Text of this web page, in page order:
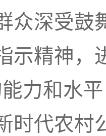
众深受鼓
示精神，
力和水
时代农村